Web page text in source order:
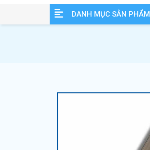
DANH MỤC SẢN PHẨM